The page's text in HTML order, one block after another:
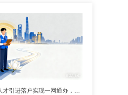
好消息！上海人才引进落户实现一网通办，落“沪”更方便